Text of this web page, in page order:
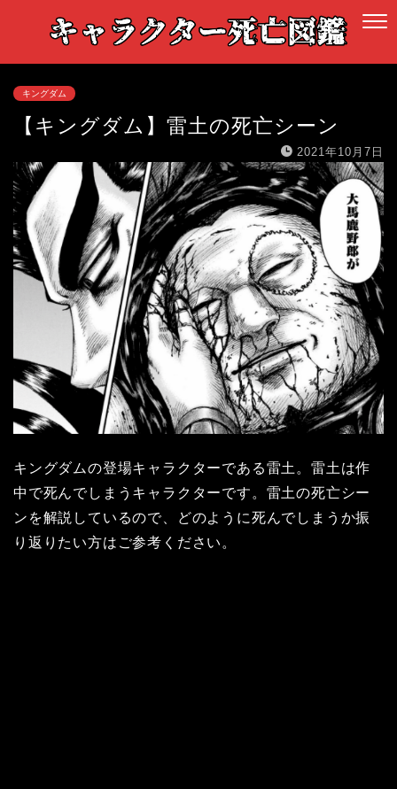
キングダム
【キングダム】雷土の死亡シーン
2021年10月7日
キングダムの登場キャラクターである雷土。雷土は作
中で死んでしまうキャラクターです。雷土の死亡シー
ンを解説しているので、どのように死んでしまうか振
り返りたい方はご参考ください。